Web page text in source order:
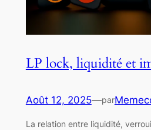
LP lock, liquidité et
Août 12, 2025—par
La relation entre liquidité,